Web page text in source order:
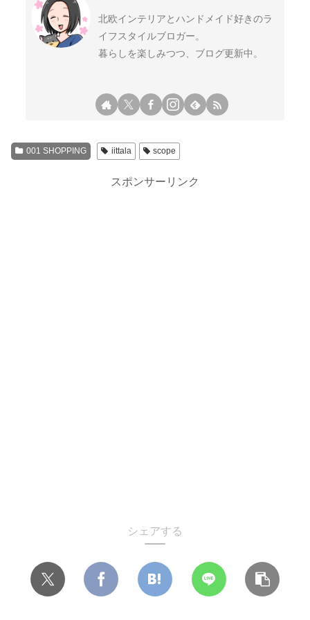
北欧インテリアとハンドメイド好きのラ
イフスタイルブロガー。
暮らしを楽しみつつ、ブログ更新中。
001 SHOPPING iittala scope
スポンサーリンク
シェアする